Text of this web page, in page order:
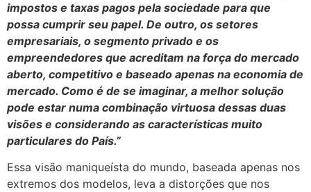
impostos e taxas pagos pela sociedade para que
possa cumprir seu papel. De outro, os setores
empresariais, o segmento privado e os
empreendedores que acreditam na força do mercado
aberto, competitivo e baseado apenas na economia de
mercado. Como é de se imaginar, a melhor solução
pode estar numa combinação virtuosa dessas duas
visões e considerando as características muito
particulares do País.”
Essa visão maniqueísta do mundo, baseada apenas nos
extremos dos modelos, leva a distorções que nos